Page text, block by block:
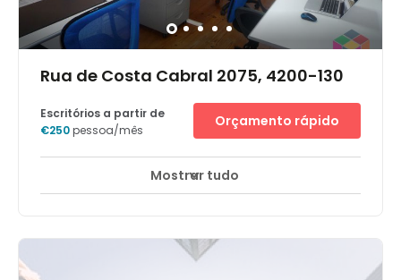
Rua de Costa Cabral 2075, 4200-130
Áreas de descanso
Ferdinand Magellan. Take the Rua de Santa Justa and
turn left at Rua Costa Cabral. ￼The closest metro station is
Escritórios a partir de
€250pessoa/mês
Orçamento rápido
Mostrar tudo